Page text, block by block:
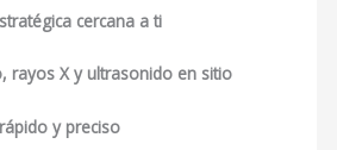
cercana a ti
rayos X y ultrasonido en sitio
y preciso